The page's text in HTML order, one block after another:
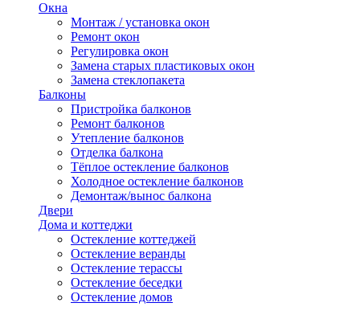
Окна
Монтаж / установка окон
Ремонт окон
Регулировка окон
Замена старых пластиковых окон
Замена стеклопакета
Балконы
Пристройка балконов
Ремонт балконов
Утепление балконов
Отделка балкона
Тёплое остекление балконов
Холодное остекление балконов
Демонтаж/вынос балкона
Двери
Дома и коттеджи
Остекление коттеджей
Остекление веранды
Остекление терассы
Остекление беседки
Остекление домов